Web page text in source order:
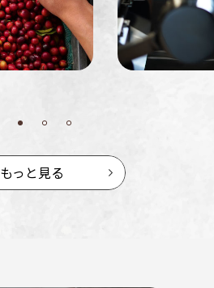
もっと見る